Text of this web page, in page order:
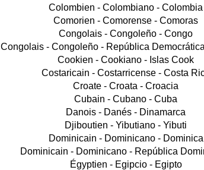
Colombien - Colombiano - Colombia
Comorien - Comorense - Comoras
Congolais - Congoleño - Congo
Congolais - Congoleño - República
Cookien - Cookiano - Islas Cook
Costaricain - Costarricense - Costa
Croate - Croata - Croacia
Cubain - Cubano - Cuba
Danois - Danés - Dinamarca
Djiboutien - Yibutiano - Yibuti
Dominicain - Dominicano - Dominica
Dominicain - Dominicano - República
Égyptien - Egipcio - Egipto